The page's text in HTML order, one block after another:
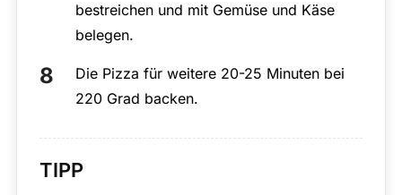
bestreichen und mit Gemüse und Käse
belegen.
Die Pizza für weitere 20-25 Minuten bei
220 Grad backen.
TIPP